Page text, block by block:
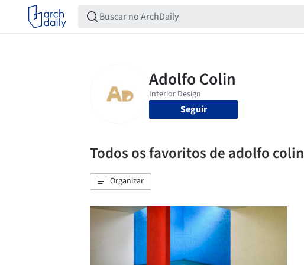
Seguir
Todos os favoritos de adolfo colin
Organizar